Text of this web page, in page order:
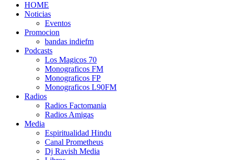
HOME
Noticias
Eventos
Promocion
bandas indiefm
Podcasts
Los Magicos 70
Monograficos FM
Monograficos FP
Monograficos L90FM
Radios
Radios Factomania
Radios Amigas
Media
Espiritualidad Hindu
Canal Prometheus
Dj Ravish Media